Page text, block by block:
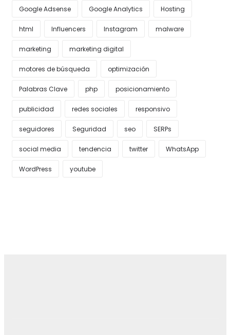
Google Adsense Google Analytics Hosting
html Influencers Instagram malware
marketing marketing digital
motores de búsqueda optimización
Palabras Clave php posicionamiento
publicidad redes sociales responsivo
seguidores Seguridad seo SERPs
social media tendencia twitter WhatsApp
WordPress youtube